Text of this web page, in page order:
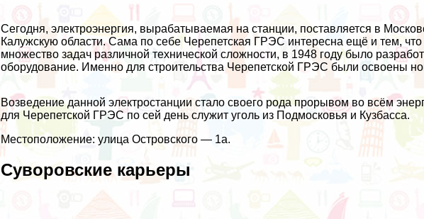
Сегодня, электроэнергия, вырабатываемая на станции, поставляется в
Калужскую области. Сама по себе Черепетская ГРЭС интересна ещё и тем,
множество задач различной технической сложности, в 1948 году было
оборудование. Именно для строительства Черепетской ГРЭС были освоены
Возведение данной электростанции стало своего рода прорывом во всём
для Черепетской ГРЭС по сей день служит уголь из Подмосковья и Кузбасса.
Местоположение: улица Островского — 1а.
Суворовские карьеры